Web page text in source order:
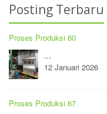
Posting Terbaru
Proses Produksi 60
...
12 Januari 2026
Proses Produksi 67